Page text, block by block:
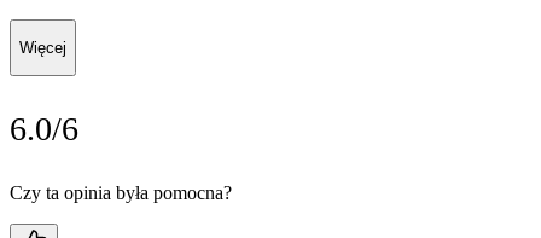
Więcej
6.0/6
Czy ta opinia była pomocna?